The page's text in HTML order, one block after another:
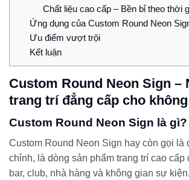
Chất liệu cao cấp – Bền bỉ theo thời
Ứng dụng của Custom Round Neon
Ưu điểm vượt trội
Kết luận
Custom Round Neon Sign –
trang trí đẳng cấp cho
Custom Round Neon Sign là gì?
Custom Round Neon Sign hay còn gọi là
chỉnh, là dòng sản phẩm trang trí cao cấp
bar, club, nhà hàng và không gian sự